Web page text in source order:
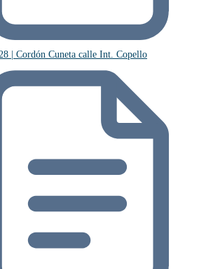
| Cordón Cuneta calle Int. Copello